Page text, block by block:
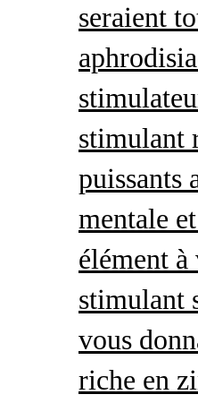
seraient
stimulant
puissants
mentale
élément
stimulant
vous
riche en